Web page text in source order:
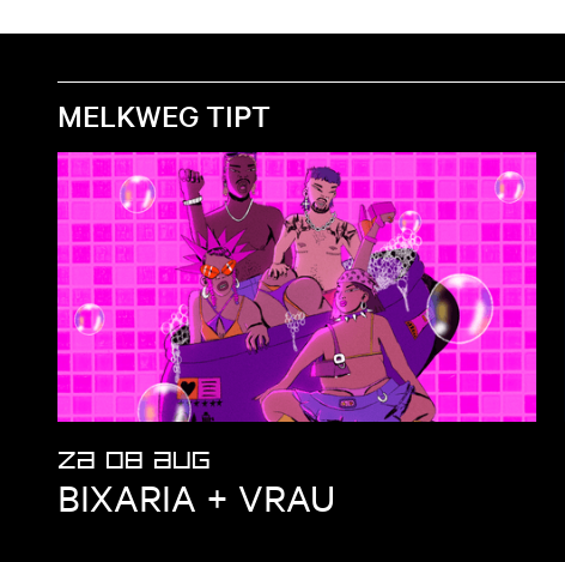
MELKWEG TIPT
ZA 08 AUG
BIXARIA + VRAU